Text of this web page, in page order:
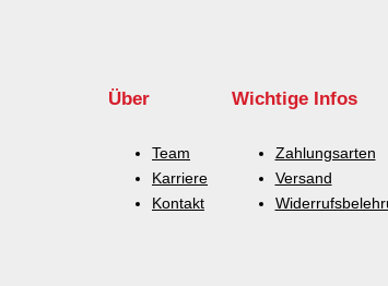
Über
Team
Karriere
Kontakt
Wichtige Infos
Zahlungsarten
Versand